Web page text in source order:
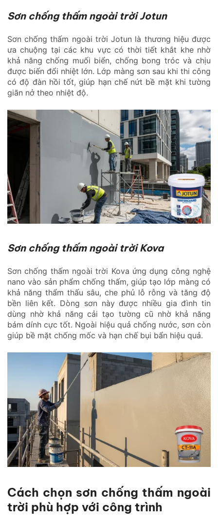
Sơn chống thấm ngoài trời Jotun
Sơn chống thấm ngoài trời Jotun là thương hiệu được
ưa chuộng tại các khu vực có thời tiết khắt khe nhờ
khả năng chống muối biển, chống bong tróc và chịu
được biến đổi nhiệt lớn. Lớp màng sơn sau khi thi công
có độ đàn hồi tốt, giúp hạn chế nứt bề mặt khi tường
giãn nở theo nhiệt độ.
Sơn chống thấm ngoài trời Kova
Sơn chống thấm ngoài trời Kova ứng dụng công nghệ
nano vào sản phẩm chống thấm, giúp tạo lớp màng có
khả năng thẩm thấu sâu, che phủ lỗ rỗng và tăng độ
bền liên kết. Dòng sơn này được nhiều gia đình tin
dùng nhờ khả năng cải tạo tường cũ nhờ khả năng
bám dính cực tốt. Ngoài hiệu quả chống nước, sơn còn
giúp bề mặt chống mốc và hạn chế bụi bẩn hiệu quả.
Cách chọn sơn chống thấm ngoài
trời phù hợp với công trình